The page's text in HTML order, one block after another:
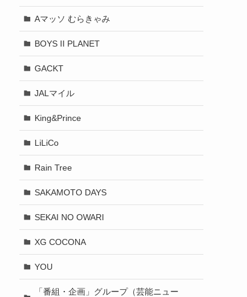
Aマッソ むらきゃみ
BOYS II PLANET
GACKT
JALマイル
King&Prince
LiLiCo
Rain Tree
SAKAMOTO DAYS
SEKAI NO OWARI
XG COCONA
YOU
「番組・企画」グループ（芸能ニュー